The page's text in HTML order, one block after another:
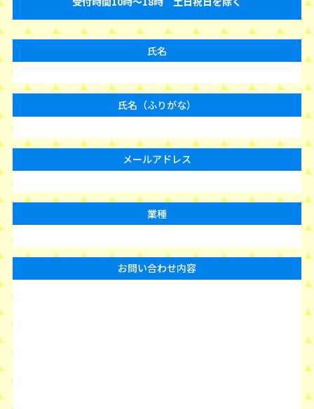
氏名
氏名（ふりがな）
メールアドレス
業種
お問い合わせ内容